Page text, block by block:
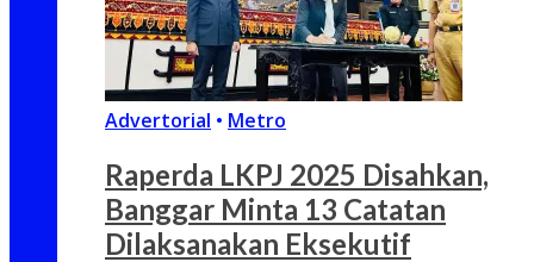
Advertorial • Metro
Raperda LKPJ 2025 Disahkan,
Banggar Minta 13 Catatan
Dilaksanakan Eksekutif